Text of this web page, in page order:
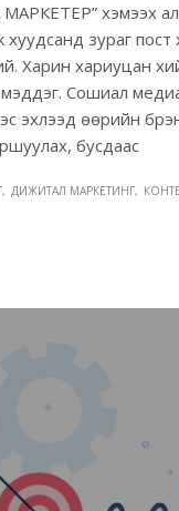
хэмээх
зураг пост
Харин хариуцан
Сошиал
эхлээд өөрийн
бусдаас
ДИЖИТАЛ МАРКЕТИНГ